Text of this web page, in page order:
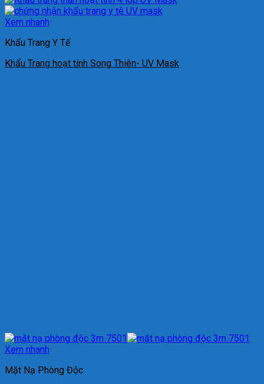
Xem nhanh
Khẩu Trang Y Tế
Khẩu Trang hoạt tính Song Thiên- UV Mask
Xem nhanh
Mặt Nạ Phòng Độc